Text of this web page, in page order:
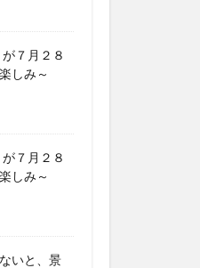
７月２８
しみ～
７月２８
しみ～
いと、景